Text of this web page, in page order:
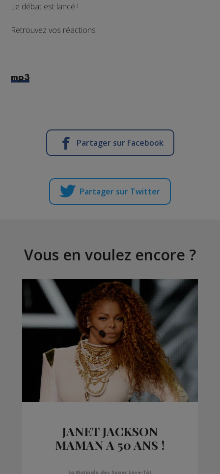
Le débat est lancé !
Retrouvez vos réactions
mp3
Partager sur Facebook
Partager sur Twitter
Vous en voulez encore ?
JANET JACKSON
MAMAN A 50 ANS !
La Matinale des Super Lève-Tôt